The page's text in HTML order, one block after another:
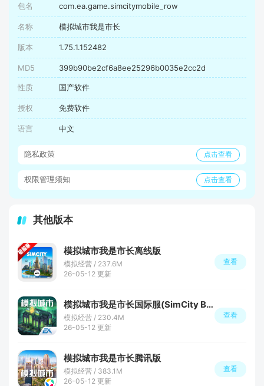
包名 com.ea.game.simcitymobile_row
名称 模拟城市我是市长
版本 1.75.1.152482
MD5 399b90be2cf6a8ee25296b0035e2cc2d
性质 国产软件
授权 免费软件
语言 中文
隐私政策 点击查看
权限管理须知 点击查看
其他版本
模拟城市我是市长离线版
模拟经营 / 237.6M
26-05-12 更新
查看
模拟城市我是市长国际服(SimCity BuildIt)
模拟经营 / 230.4M
26-05-12 更新
查看
模拟城市我是市长腾讯版
模拟经营 / 383.1M
26-05-12 更新
查看